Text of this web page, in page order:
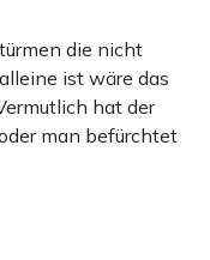
die nicht
ist wäre das
hat der
man befürchtet